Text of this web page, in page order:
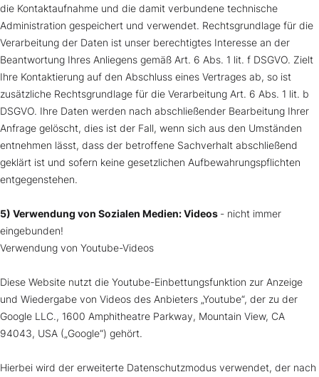
die Kontaktaufnahme und die damit verbundene technische
Administration gespeichert und verwendet. Rechtsgrundlage für die
Verarbeitung der Daten ist unser berechtigtes Interesse an der
Beantwortung Ihres Anliegens gemäß Art. 6 Abs. 1 lit. f DSGVO. Zielt
Ihre Kontaktierung auf den Abschluss eines Vertrages ab, so ist
zusätzliche Rechtsgrundlage für die Verarbeitung Art. 6 Abs. 1 lit. b
DSGVO. Ihre Daten werden nach abschließender Bearbeitung Ihrer
Anfrage gelöscht, dies ist der Fall, wenn sich aus den Umständen
entnehmen lässt, dass der betroffene Sachverhalt abschließend
geklärt ist und sofern keine gesetzlichen Aufbewahrungspflichten
entgegenstehen.
5) Verwendung von Sozialen Medien: Videos - nicht immer
eingebunden!
Verwendung von Youtube-Videos
Diese Website nutzt die Youtube-Einbettungsfunktion zur Anzeige
und Wiedergabe von Videos des Anbieters „Youtube“, der zu der
Google LLC., 1600 Amphitheatre Parkway, Mountain View, CA
94043, USA („Google“) gehört.
Hierbei wird der erweiterte Datenschutzmodus verwendet, der nach